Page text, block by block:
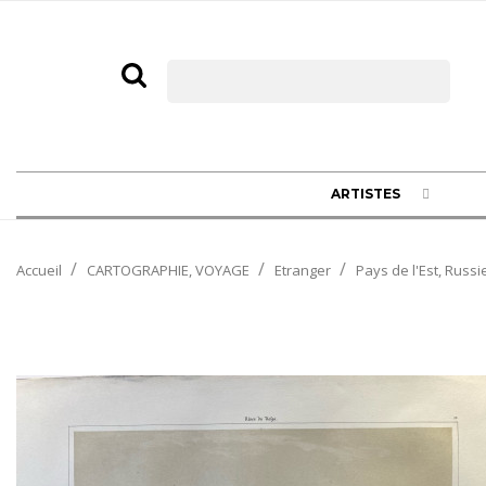
ARTISTES
Accueil CARTOGRAPHIE, VOYAGE Etranger Pays de l'Est,